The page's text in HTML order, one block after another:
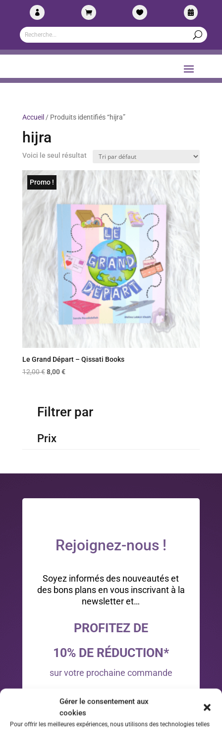
Gérer le consentement aux
cookies
Pour offrir les meilleures expériences, nous utilisons des technologies telles
   
Accueil / Produits identifiés “hijra”
hijra
Voici le seul résultat
Promo !
Le Grand Départ – Qissati Books
12,00€ Le
était :
12,00 €.
8,00€Le
8,00 €.
Filtrer par
Prix
Rejoignez-nous !
Soyez informés des nouveautés et
des bons plans en vous inscrivant à la
newsletter et…
PROFITEZ DE
10% DE RÉDUCTION*
sur votre prochaine commande
*Offre valable 30 jours à compter de la date d’inscription
à la newsletter sur votre prochaine commande.